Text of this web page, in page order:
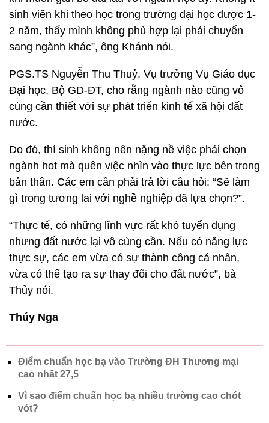
sinh viên khi theo học trong trường đại học được 1-
2 năm, thấy mình không phù hợp lại phải chuyển
sang ngành khác”, ông Khánh nói.
PGS.TS Nguyễn Thu Thuỷ, Vụ trưởng Vụ Giáo dục
Đại học, Bộ GD-ĐT, cho rằng ngành nào cũng vô
cùng cần thiết với sự phát triển kinh tế xã hội đất
nước.
Do đó, thí sinh không nên nặng nề việc phải chọn
ngành hot mà quên việc nhìn vào thực lực bên trong
bản thân. Các em cần phải trả lời câu hỏi: “Sẽ làm
gì trong tương lai với nghề nghiệp đã lựa chọn?”.
“Thực tế, có những lĩnh vực rất khó tuyển dụng
nhưng đất nước lại vô cùng cần. Nếu có năng lực
thực sự, các em vừa có sự thành công cá nhân,
vừa có thể tạo ra sự thay đổi cho đất nước”, bà
Thủy nói.
Thúy Nga
Điểm chuẩn học bạ vào Trường ĐH Thương mại
cao nhất 27,5
Vì sao điểm chuẩn học bạ nhiều trường cao chót
vót?